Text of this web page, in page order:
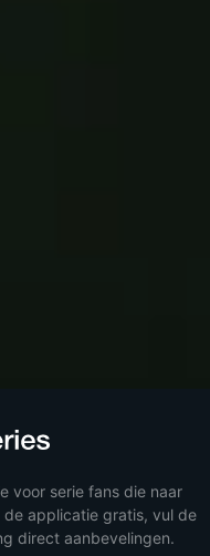
voor serie fans die naar
applicatie gratis, vul de
direct aanbevelingen.